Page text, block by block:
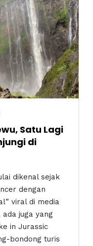
Satu Lagi
di
dikenal sejak
dengan
viral di media
juga yang
in Jurassic
bondong turis